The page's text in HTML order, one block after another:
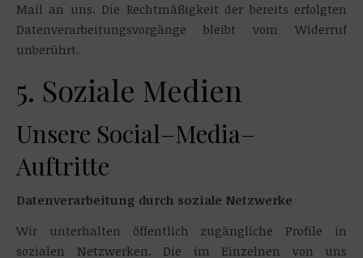
Mail an uns. Die Rechtmäßigkeit der bereits erfolgten
Datenverarbeitungsvorgänge bleibt vom Widerruf
unberührt.
5. Soziale Medien
Unsere Social–Media–
Auftritte
Datenverarbeitung durch soziale Netzwerke
Wir unterhalten öffentlich zugängliche Profile in
sozialen Netzwerken. Die im Einzelnen von uns